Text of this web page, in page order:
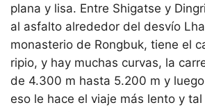
plana y lisa. Entre Shigatse y
al asfalto alrededor del desvío
monasterio de Rongbuk, tiene el
ripio, y hay muchas curvas, la
de 4.300 m hasta 5.200 m y
eso le hace el viaje más lento y